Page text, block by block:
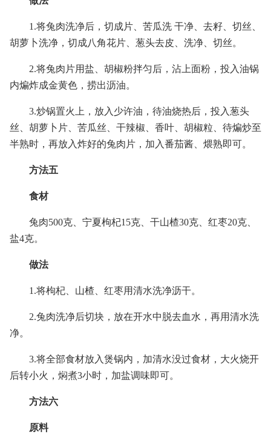
1.将兔肉洗净后，切成片、苦瓜洗 干净、去籽、切丝、
胡萝卜洗净，切成八角花片、葱头去皮、洗净、切丝。
2.将兔肉片用盐、胡椒粉拌匀后，沾上面粉，投入油锅
内煸炸成金黄色，捞出沥油。
3.炒锅置火上，放入少许油，待油烧热后，投入葱头
丝、胡萝卜片、苦瓜丝、干辣椒、香叶、胡椒粒、待煸炒至
半熟时，再放入炸好的兔肉片，加入番茄酱、煨熟即可。
方法五
食材
兔肉500克、宁夏枸杞15克、干山楂30克、红枣20克、
盐4克。
做法
1.将枸杞、山楂、红枣用清水洗净沥干。
2.兔肉洗净后切块，放在开水中脱去血水，再用清水洗
净。
3.将全部食材放入煲锅内，加清水没过食材，大火烧开
后转小火，焖煮3小时，加盐调味即可。
方法六
原料